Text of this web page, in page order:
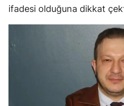
ifadesi olduğuna dikkat